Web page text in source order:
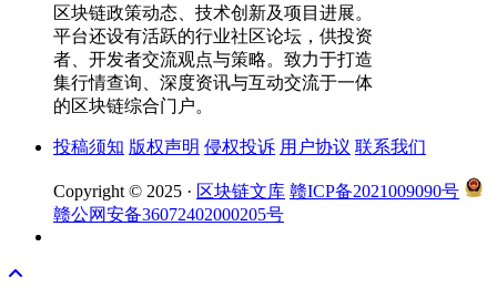
区块链政策动态、技术创新及项目进展。
平台还设有活跃的行业社区论坛，供投资
者、开发者交流观点与策略。致力于打造
集行情查询、深度资讯与互动交流于一体
的区块链综合门户。
投稿须知 版权声明 侵权投诉 用户协议 联系我们
Copyright © 2025 · 区块链文库 赣ICP备2021009090号
赣公网安备36072402000205号